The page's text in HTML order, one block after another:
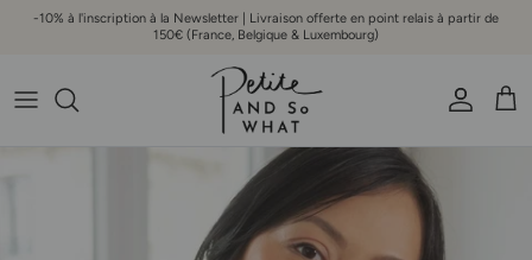
Aller au contenu
-10% à l'inscription à la Newsletter | Livraison offerte en point relais à partir de
150€ (France, Belgique & Luxembourg)
Compte